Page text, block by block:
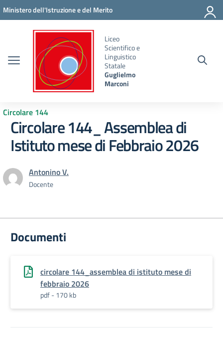
Vai ai contenuti
Vai al menu di navigazione
Vai al footer
Ministero dell'Istruzione e del Merito
Liceo
Scientifico e
Linguistico
Statale
Guglielmo
Marconi
Circolare 144
Circolare 144_ Assemblea di
Istituto mese di Febbraio 2026
Antonino V.
Docente
Documenti
circolare 144_assemblea di istituto mese di
febbraio 2026
pdf - 170 kb